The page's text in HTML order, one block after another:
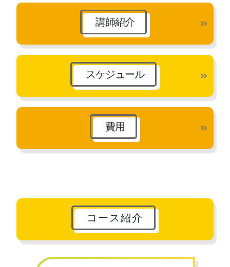
講師紹介
スケジュール
費用
コース紹介